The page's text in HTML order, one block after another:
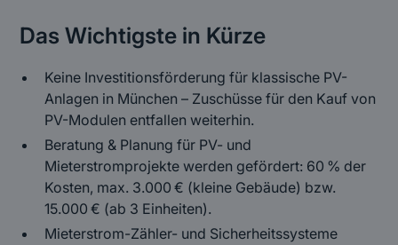
Das Wichtigste in Kürze
Keine Investitionsförderung für klassische PV-
Anlagen in München – Zuschüsse für den Kauf von
PV-Modulen entfallen weiterhin.
Beratung & Planung für PV- und
Mieterstromprojekte werden gefördert: 60 % der
Kosten, max. 3.000 € (kleine Gebäude) bzw.
15.000 € (ab 3 Einheiten).
Mieterstrom-Zähler- und Sicherheitssysteme
Heading 5